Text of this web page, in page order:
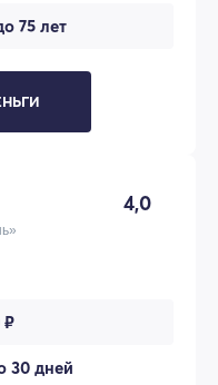
75 лет
4,0
₽
30 дней